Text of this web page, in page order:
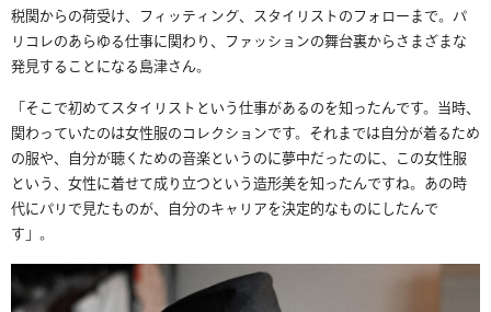
税関からの荷受け、フィッティング、スタイリストのフォローまで。パ
リコレのあらゆる仕事に関わり、ファッションの舞台裏からさまざまな
発見することになる島津さん。
「そこで初めてスタイリストという仕事があるのを知ったんです。当時、
関わっていたのは女性服のコレクションです。それまでは自分が着るため
の服や、自分が聴くための音楽というのに夢中だったのに、この女性服
という、女性に着せて成り立つという造形美を知ったんですね。あの時
代にパリで見たものが、自分のキャリアを決定的なものにしたんで
す」。